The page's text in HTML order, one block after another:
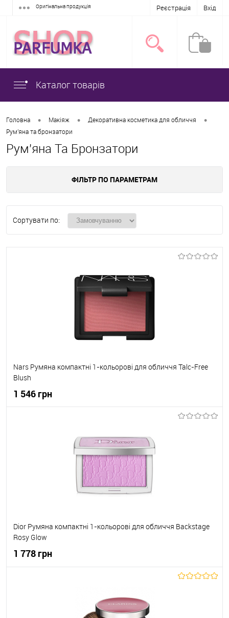
Оригінальна продукція Реєстрація Вхід
Каталог товарів
Головна • Макіяж • Декоративна косметика для обличчя •
Рум'яна та бронзатори
Рум'яна Та Бронзатори
ФІЛЬТР ПО ПАРАМЕТРАМ
Сортувати по:
Nars Румяна компактні 1-кольорові для обличчя Talc-Free
Blush
1 546 грн
В наявності
Dior Румяна компактні 1-кольорові для обличчя Backstage
Rosy Glow
1 778 грн
В наявності